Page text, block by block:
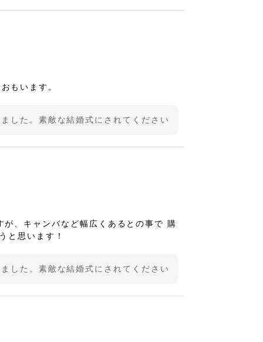
もいます。
した。素敵な結婚式にされてください
、キャンバなど幅広くあるとの事で 購
と思います！
した。素敵な結婚式にされてください